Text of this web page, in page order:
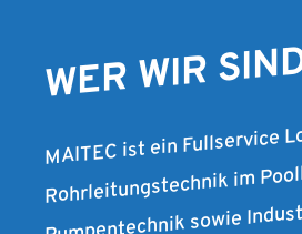
WER WIR
MAITEC ist ein
Rohrleitungstechnik im
Pumpentechnik sowie